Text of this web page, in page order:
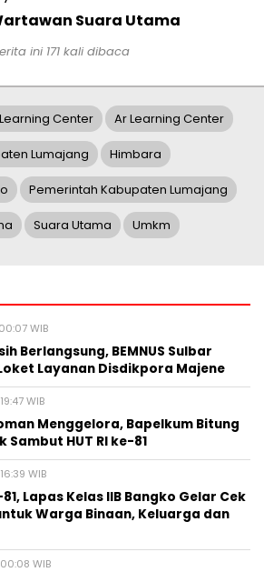
Suara Utama
ini 171 kali dibaca
Center Ar Learning Center
Lumajang Himbara
Pemerintah Kabupaten Lumajang
Suara Utama Umkm
WIB
Berlangsung, BEMNUS Sulbar
Layanan Disdikpora Majene
WIB
Menggelora, Bapelkum Bitung
Sambut HUT RI ke-81
WIB
Lapas Kelas IIB Bangko Gelar Cek
Warga Binaan, Keluarga dan
WIB